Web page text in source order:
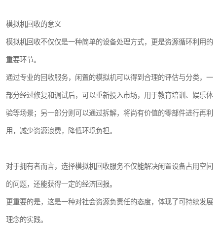
模拟机回收的意义
模拟机回收不仅仅是一种简单的设备处理方式，更是资源循环利用的
重要环节。
通过专业的回收服务，闲置的模拟机可以得到合理的评估与分类，一
部分经过修复和调试后，可以重新投入市场，用于教育培训、娱乐体
验等场景；另一部分则可以通过拆解，将尚有价值的零部件进行再利
用，减少资源浪费，降低环境负担。
对于拥有者而言，选择模拟机回收服务不仅能解决闲置设备占用空间
的问题，还能获得一定的经济回报。
更重要的是，这是一种对社会资源负责任的态度，体现了可持续发展
理念的实践。